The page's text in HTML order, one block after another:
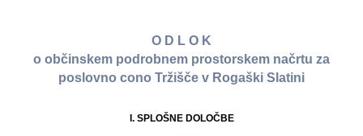
O D L O K
o občinskem podrobnem prostorskem načrtu za
poslovno cono Tržišče v Rogaški Slatini
I. SPLOŠNE DOLOČBE